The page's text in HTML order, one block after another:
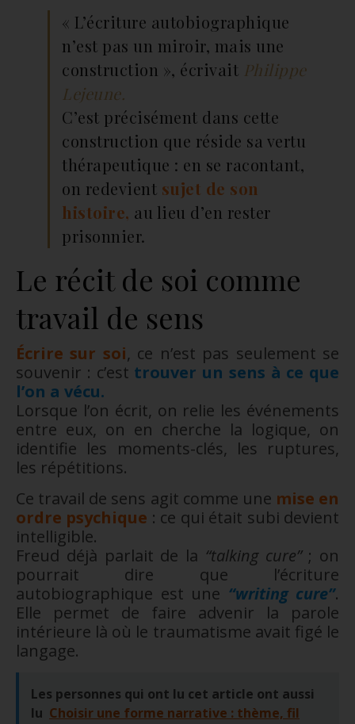
« L’écriture autobiographique
n’est pas un miroir, mais une
construction », écrivait Philippe
Lejeune.
C’est précisément dans cette
construction que réside sa vertu
thérapeutique : en se racontant,
on redevient sujet de son
histoire, au lieu d’en rester
prisonnier.
Le récit de soi comme
travail de sens
Écrire sur soi, ce n’est pas seulement se
souvenir : c’est trouver un sens à ce que
l’on a vécu.
Lorsque l’on écrit, on relie les événements
entre eux, on en cherche la logique, on
identifie les moments-clés, les ruptures,
les répétitions.
Ce travail de sens agit comme une mise en
ordre psychique : ce qui était subi devient
intelligible.
Freud déjà parlait de la “talking cure”; on
pourrait dire que l’écriture
autobiographique est une “writing cure”.
Elle permet de faire advenir la parole
intérieure là où le traumatisme avait figé le
langage.
Les personnes qui ont lu cet article ont aussi
lu Choisir une forme narrative : thème, fil